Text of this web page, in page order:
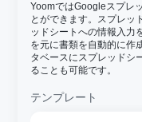
YoomではGoogleスプレ
とができます。スプレッ
ッドシートへの情報入力
を元に書類を自動的に作
タベースにスプレッドシ
ることも可能です。
テンプレート